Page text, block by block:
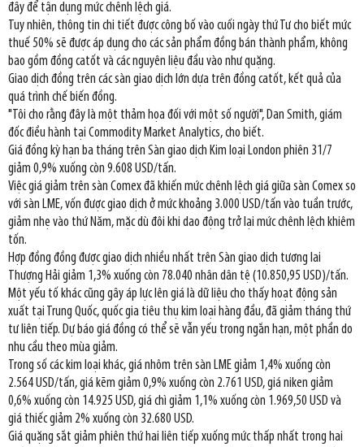
đây để tận dụng mức chênh lệch giá.
Tuy nhiên, thông tin chi tiết được công bố vào cuối ngày thứ Tư cho biết mức
thuế 50% sẽ được áp dụng cho các sản phẩm đồng bán thành phẩm, không
bao gồm đồng catốt và các nguyên liệu đầu vào như quặng.
Giao dịch đồng trên các sàn giao dịch lớn dựa trên đồng catốt, kết quả của
quá trình chế biến đồng.
"Tôi cho rằng đây là một thảm họa đối với một số người", Dan Smith, giám
đốc điều hành tại Commodity Market Analytics, cho biết.
Giá đồng kỳ hạn ba tháng trên Sàn giao dịch Kim loại London phiên 31/7
giảm 0,9% xuống còn 9.608 USD/tấn.
Việc giá giảm trên sàn Comex đã khiến mức chênh lệch giá giữa sàn Comex so
với sàn LME, vốn được giao dịch ở mức khoảng 3.000 USD/tấn vào tuần trước,
giảm nhẹ vào thứ Năm, mặc dù đôi khi dao động trở lại mức chênh lệch khiêm
tốn.
Hợp đồng đồng được giao dịch nhiều nhất trên Sàn giao dịch tương lai
Thượng Hải giảm 1,3% xuống còn 78.040 nhân dân tệ (10.850,95 USD)/tấn.
Một yếu tố khác cũng gây áp lực lên giá là dữ liệu cho thấy hoạt động sản
xuất tại Trung Quốc, quốc gia tiêu thụ kim loại hàng đầu, đã giảm tháng thứ
tư liên tiếp. Dự báo giá đồng có thể sẽ vẫn yếu trong ngắn hạn, một phần do
nhu cầu theo mùa giảm.
Trong số các kim loại khác, giá nhôm trên sàn LME giảm 1,4% xuống còn
2.564 USD/tấn, giá kẽm giảm 0,9% xuống còn 2.761 USD, giá niken giảm
0,6% xuống còn 14.925 USD, giá chì giảm 1,1% xuống còn 1.969,50 USD và
giá thiếc giảm 2% xuống còn 32.680 USD.
Giá quặng sắt giảm phiên thứ hai liên tiếp xuống mức thấp nhất trong hai